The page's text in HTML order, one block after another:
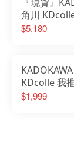
角川
料 赫蘿 旗袍
$5,180
KDcolle 我
馬佳奈 Full
$1,999